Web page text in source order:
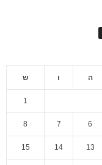
ה ו ש
1
6
7
8
13
14
15